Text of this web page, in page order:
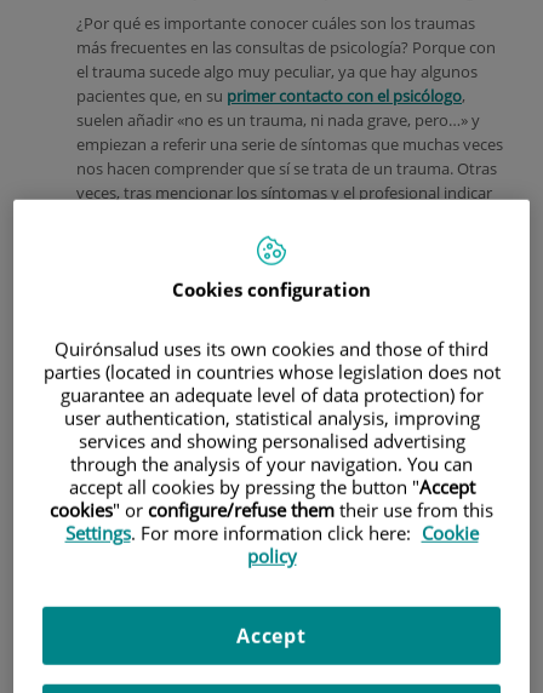
¿Por qué es importante conocer cuáles son los traumas
más frecuentes en las consultas de psicología? Porque con
el trauma sucede algo muy peculiar, ya que hay algunos
pacientes que, en su primer contacto con el psicólogo,
suelen añadir «no es un trauma, ni nada grave, pero…» y
empiezan a referir una serie de síntomas que muchas veces
nos hacen comprender que sí se trata de un trauma. Otras
veces, tras mencionar los síntomas y el profesional indicar
sobre las secuelas de haber subestimado su malestar
psíquico durante tanto tiempo.
observamos hay una idea común de que el trauma se
asocia a eventos de gran magnitud, generalmente
producidos por catástrofes naturales, pero no es una
precisar algo de esto para poder ayudar a comprender
mejor de qué hablamos cuando decimos trauma.
¿Qué es un trauma psicológico?
Cookies configuration
Quirónsalud uses its own cookies and those of third
parties (located in countries whose legislation does not
guarantee an adequate level of data protection) for
user authentication, statistical analysis, improving
services and showing personalised advertising
through the analysis of your navigation. You can
accept all cookies by pressing the button "Accept
cookies" or configure/refuse them their use from this
Settings. For more information click here: Cookie
policy
Accept